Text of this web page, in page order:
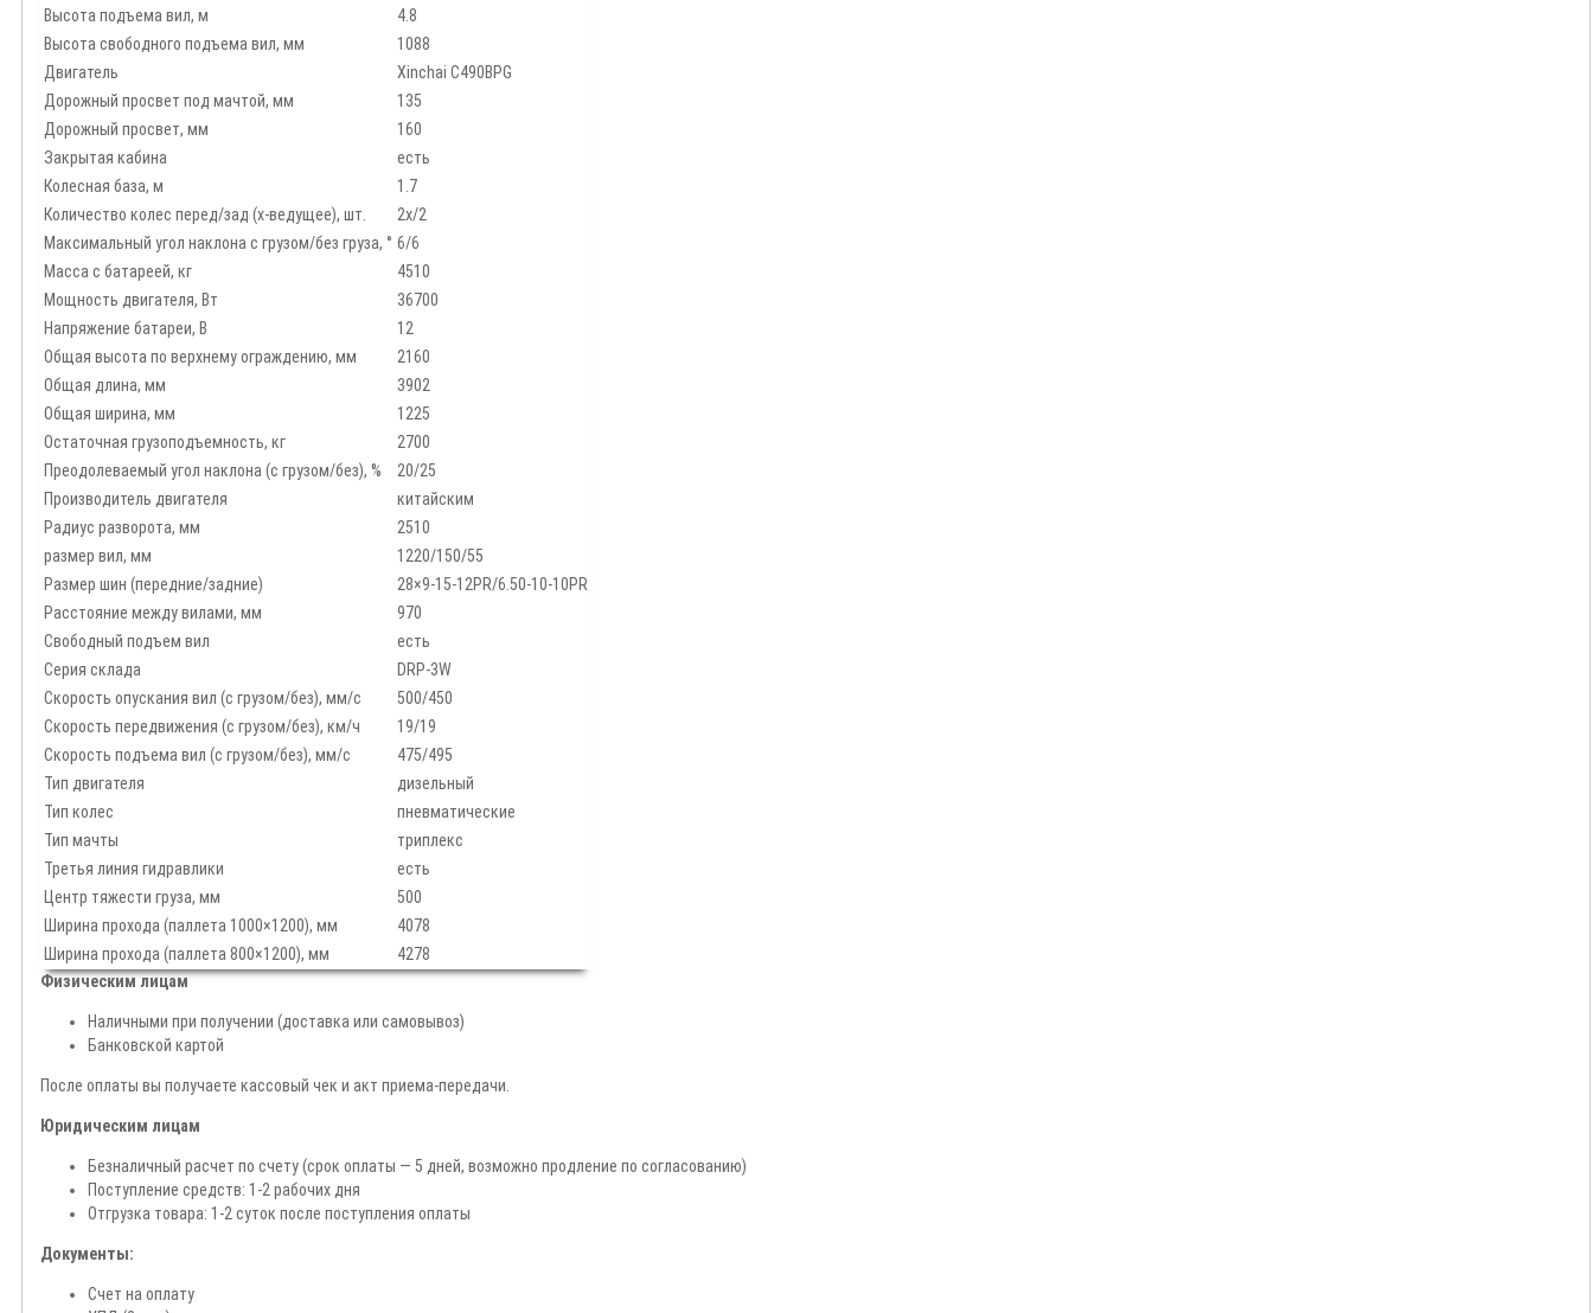
Высота подъема вил, м
4.8
Высота свободного подъема вил, мм
1088
Двигатель
Xinchai C490BPG
Дорожный просвет под мачтой, мм
135
Дорожный просвет, мм
160
Закрытая кабина
есть
Колесная база, м
1.7
Количество колес перед/зад (x-ведущее), шт.
2x/2
Максимальный угол наклона с грузом/без груза, ° 6/6
Масса с батареей, кг
4510
Мощность двигателя, Вт
36700
Напряжение батареи, B
12
Общая высота по верхнему ограждению, мм
2160
Общая длина, мм
3902
Общая ширина, мм
1225
Остаточная грузоподъемность, кг
2700
Преодолеваемый угол наклона (с грузом/без), %
20/25
Производитель двигателя
китайским
Радиус разворота, мм
2510
размер вил, мм
1220/150/55
Размер шин (передние/задние)
28×9-15-12PR/6.50-10-10PR
Расстояние между вилами, мм
970
Свободный подъем вил
есть
Серия склада
DRP-3W
Скорость опускания вил (с грузом/без), мм/с
500/450
Скорость передвижения (с грузом/без), км/ч
19/19
Скорость подъема вил (с грузом/без), мм/с
475/495
Тип двигателя
дизельный
Тип колес
пневматические
Тип мачты
триплекс
Третья линия гидравлики
есть
Центр тяжести груза, мм
500
Ширина прохода (паллета 1000×1200), мм
4078
Ширина прохода (паллета 800×1200), мм
4278
Физическим лицам
Наличными при получении (доставка или самовывоз)
Банковской картой
После оплаты вы получаете кассовый чек и акт приема-передачи.
Юридическим лицам
Безналичный расчет по счету (срок оплаты — 5 дней, возможно продление по согласованию)
Поступление средств: 1-2 рабочих дня
Отгрузка товара: 1-2 суток после поступления оплаты
Документы:
Счет на оплату